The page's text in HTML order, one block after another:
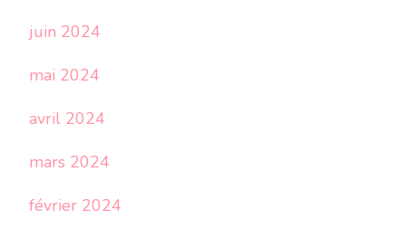
juin 2024
mai 2024
avril 2024
mars 2024
février 2024